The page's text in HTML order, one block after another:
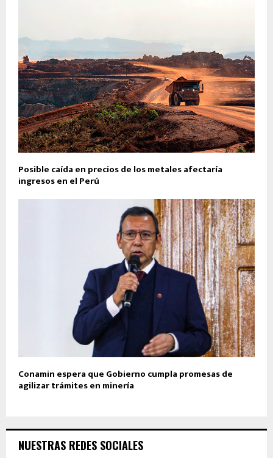
Posible caída en precios de los metales afectaría
ingresos en el Perú
Conamin espera que Gobierno cumpla promesas de
agilizar trámites en minería
NUESTRAS REDES SOCIALES